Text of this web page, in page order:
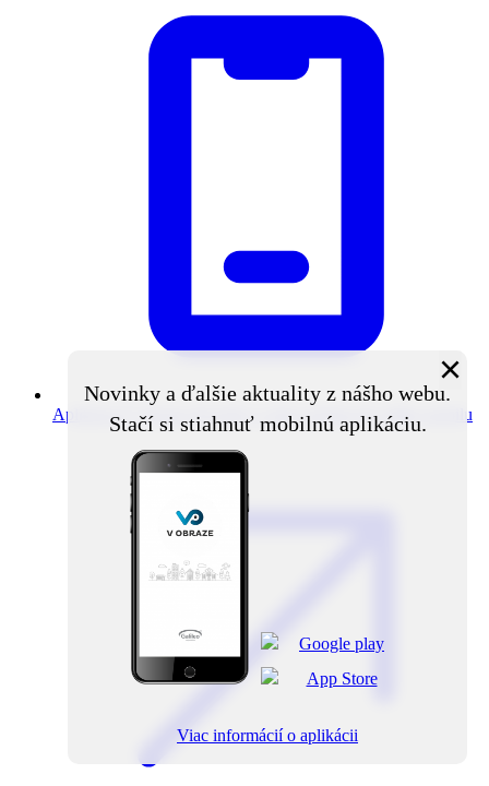
Aplikácia V obraze Novinky z obce priamo do vášho mobilu
Novinky a ďalšie aktuality z nášho webu.
Stačí si stiahnuť mobilnú aplikáciu.
×
Viac informácií o aplikácii